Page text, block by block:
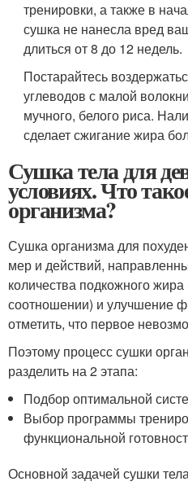
тренировки, а также в
сушка не нанесла вред
длиться от 8 до 12 недель.
Постарайтесь
углеводов с малой
мучного, белого риса.
сделает сжигание жира
Сушка тела для
условиях. Что
организма?
Сушка организма для
мер и действий,
количества подкожного
соотношении) и улучшение
отметить, что первое
Поэтому процесс сушки
разделить на 2 этапа:
Подбор оптимальной
Выбор программы
функциональной
Основной задачей сушки